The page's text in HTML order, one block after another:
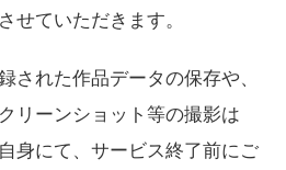
せていただきます。
された作品データの保存や、
リーンショット等の撮影は
身にて、サービス終了前にご